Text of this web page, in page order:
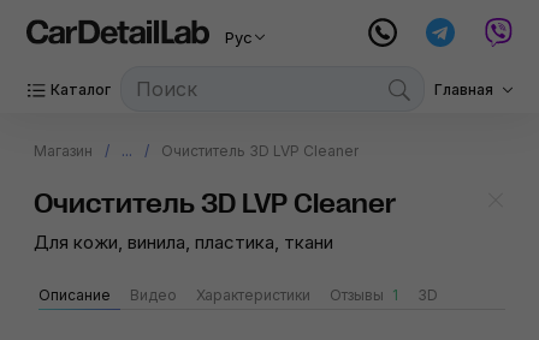
Рус
Каталог Главная
Магазин ... Очиститель 3D LVP Cleaner
Очиститель 3D LVP Cleaner
Для кожи, винила, пластика, ткани
Описание Видео Характеристики Отзывы 1 3D